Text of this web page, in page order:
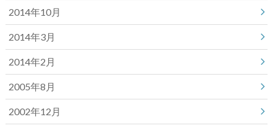
2014年10月
2014年3月
2014年2月
2005年8月
2002年12月